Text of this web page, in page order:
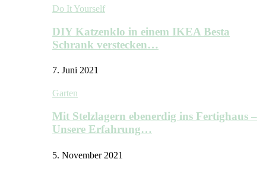
Do It Yourself
DIY Katzenklo in einem IKEA Besta
Schrank verstecken…
7. Juni 2021
Garten
Mit Stelzlagern ebenerdig ins Fertighaus –
Unsere Erfahrung…
5. November 2021